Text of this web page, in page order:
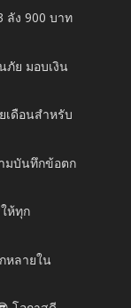
ลัง 900 บาท
ภัย มอบเงิน
เดือนสำหรับ
มบันทึกข้อตก
ห้ทุก
หลายใน